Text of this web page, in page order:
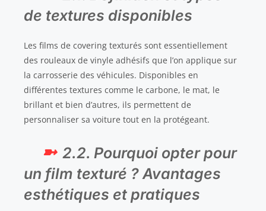
de textures disponibles
Les films de covering texturés sont essentiellement
des rouleaux de vinyle adhésifs que l’on applique sur
la carrosserie des véhicules. Disponibles en
différentes textures comme le carbone, le mat, le
brillant et bien d’autres, ils permettent de
personnaliser sa voiture tout en la protégeant.
2.2. Pourquoi opter pour
un film texturé ? Avantages
esthétiques et pratiques